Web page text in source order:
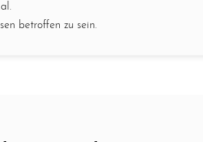
betroffen zu sein.